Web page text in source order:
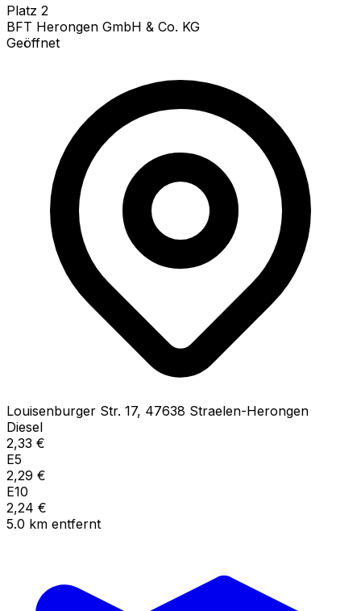
Platz 2
BFT Herongen GmbH & Co. KG
Geöffnet
Louisenburger Str. 17, 47638 Straelen-Herongen
Diesel
2,33 €
E5
2,29 €
E10
2,24 €
5.0 km entfernt